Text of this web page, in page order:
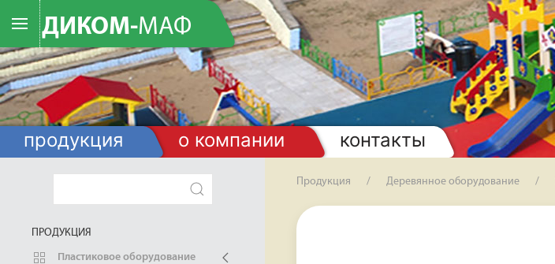
ДИКОМ-МАФ
продукция о компании контакты
ПРОДУКЦИЯ
Пластиковое оборудование
Продукция Деревянное оборудование